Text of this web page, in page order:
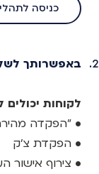
כניסה
באפשרותך
לקוחות
• "הפקדה
• הפקדת צ'ק
• צירוף אישור